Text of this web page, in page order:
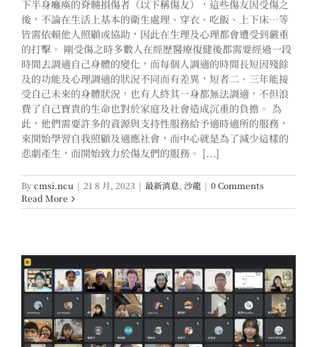
下半身癱瘓的脊髓損傷者（以下稱傷友），這些傷友因受傷之
後，不論在生活上基本的衛生處理、穿衣、吃飯、上下床…等
皆需依賴他人照顧或協助，因此在生理及心理都會遭受到嚴重
的打擊。 剛受傷之時多數人在經歷醫療復健後都需要經過一段
時間去調適自己身體的變化，而每個人調適的時間長短因殘餘
及的功能及心理調適的狀況不同而有差異，短者二、三年能接
受自己未來的身體狀況，也有人終其一身都無法調適，不但浪
費了自己寶貴的生命也對於家庭及社會造成沉重的負擔。 為
此，他們需要許多的資源與支持性服務給予適時適所的服務，
來開始學習自我照顧及適應社會，而中心就是為了減少這樣的
悲劇產生，而開始致力於傷友們的服務。 [...]
Bycmsi.ncu | 21 8 月, 2023 | 最新消息, 沙龍 | 0 Comments
Read More